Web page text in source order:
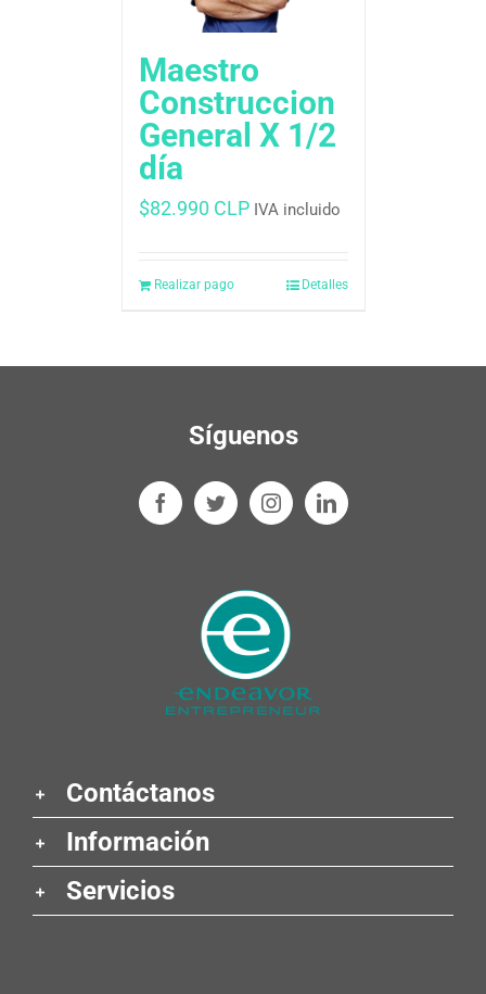
Maestro
Construccion
General X 1/2
día
$82.990 CLP IVA incluido
Realizar pago Detalles
Síguenos
Contáctanos
Información
Servicios